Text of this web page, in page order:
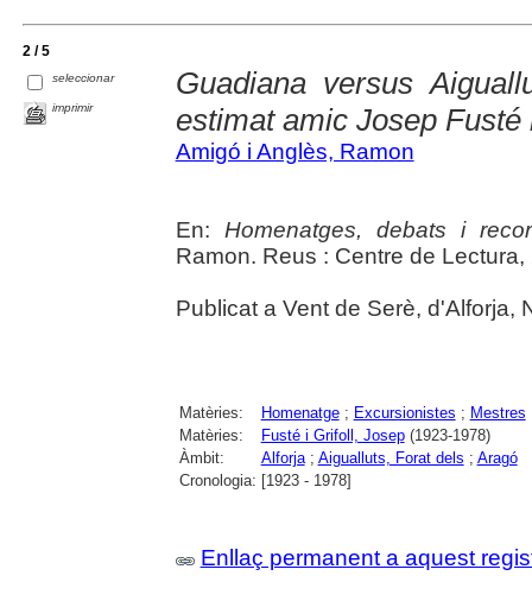
2 / 5
seleccionar
imprimir
Guadiana versus
estimat amic Josep Fusté
Amigó i Anglès, Ramon
En: Homenatges, debats i
Ramon. Reus : Centre de
Publicat a Vent de Serè, d'Alforja,
Matèries: Homenatge; Excursionistes ; Mestres
Matèries:
Fusté i Grifoll, Josep(1923-1978)
Àmbit:
Alforja; Aigualluts, Forat dels ; Aragó
Cronologia: [1923 - 1978]
Enllaç permanent a aquest